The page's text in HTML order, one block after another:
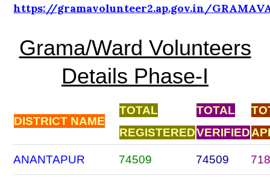
https://gramavolunteer2.ap.gov.in/
Grama/Ward Volunteers
Details Phase-I
DISTRICT NAME
TOTAL
REGISTERED
TOTAL
VERIFIED
ANANTAPUR 74509 74509